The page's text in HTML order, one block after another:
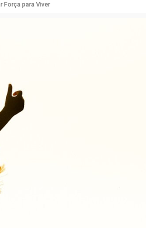
Força para Viver